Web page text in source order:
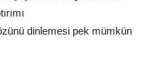
dinlemesi pek mümkün